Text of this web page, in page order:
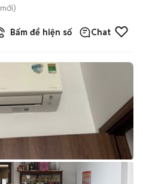
mới)
Bấm để hiện số Chat